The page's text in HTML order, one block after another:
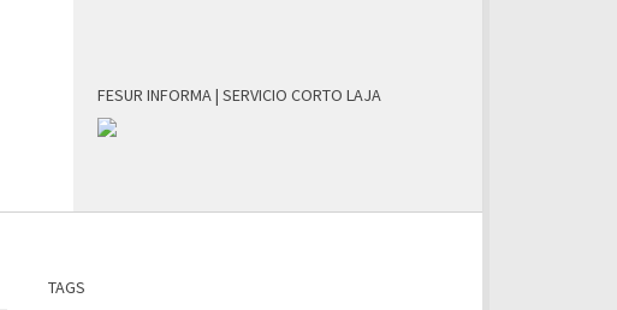
FESUR INFORMA | SERVICIO CORTO LAJA
TAGS